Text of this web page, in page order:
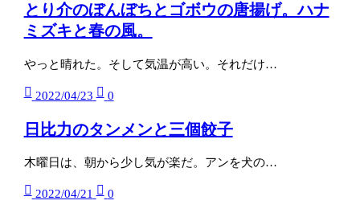
とり介のぼんぼちとゴボウの唐揚げ。ハナ
ミズキと春の風。
やっと晴れた。そして気温が高い。それだけ…
2022/04/23 0
日比力のタンメンと三個餃子
木曜日は、朝から少し気が楽だ。アンを犬の…
2022/04/21 0